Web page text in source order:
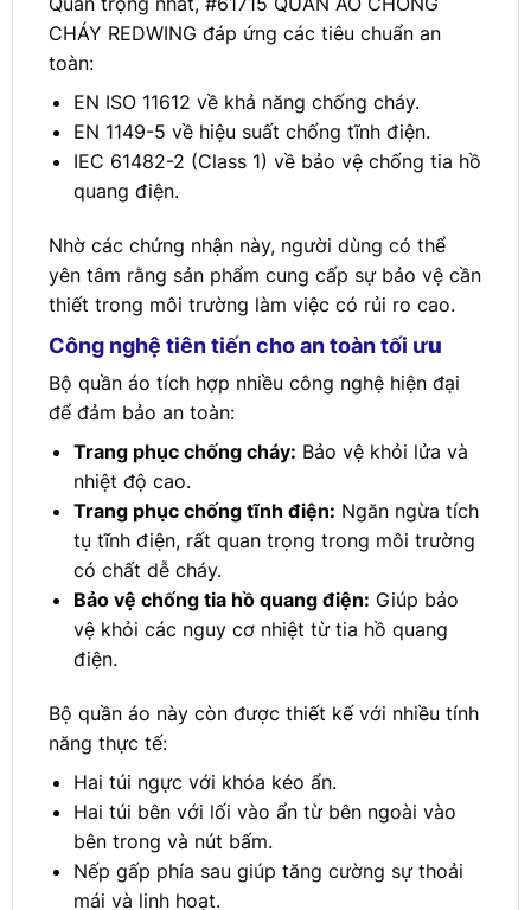
CHÁY REDWING đáp ứng các tiêu chuẩn an
toàn:
EN ISO 11612 về khả năng chống cháy.
EN 1149-5 về hiệu suất chống tĩnh điện.
IEC 61482-2 (Class 1) về bảo vệ chống tia hồ
quang điện.
Nhờ các chứng nhận này, người dùng có thể
yên tâm rằng sản phẩm cung cấp sự bảo vệ cần
thiết trong môi trường làm việc có rủi ro cao.
Công nghệ tiên tiến cho an toàn tối ưu
Bộ quần áo tích hợp nhiều công nghệ hiện đại
để đảm bảo an toàn:
Trang phục chống cháy: Bảo vệ khỏi lửa và
nhiệt độ cao.
Trang phục chống tĩnh điện: Ngăn ngừa tích
tụ tĩnh điện, rất quan trọng trong môi trường
có chất dễ cháy.
Bảo vệ chống tia hồ quang điện: Giúp bảo
vệ khỏi các nguy cơ nhiệt từ tia hồ quang
điện.
Bộ quần áo này còn được thiết kế với nhiều tính
năng thực tế:
Hai túi ngực với khóa kéo ẩn.
Hai túi bên với lối vào ẩn từ bên ngoài vào
bên trong và nút bấm.
Nếp gấp phía sau giúp tăng cường sự thoải
mái và linh hoạt.